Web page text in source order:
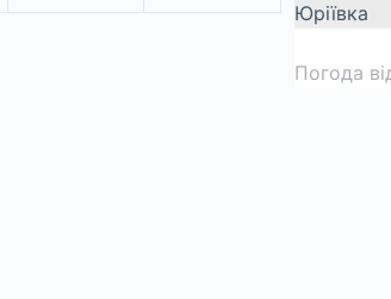
Юріївка
Погода